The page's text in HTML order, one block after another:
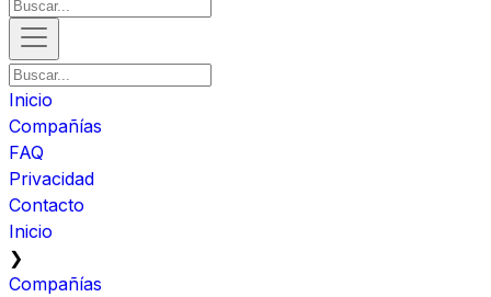
Inicio
Compañías
FAQ
Privacidad
Contacto
Inicio
❯
Compañías